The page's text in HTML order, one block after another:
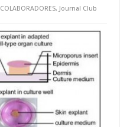
COLABORADORES,
Journal Club